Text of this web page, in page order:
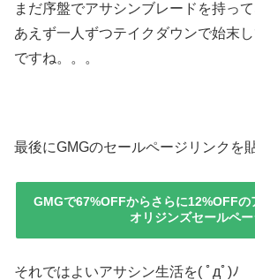
まだ序盤でアサシンブレードを持っ
あえず一人ずつテイクダウンで始末
ですね。。。
最後にGMGのセールページリンクを
GMGで67%OFFからさらに12%OFFの
オリジンズセールペ
それではよいアサシン生活を( ﾟдﾟ)ﾉ